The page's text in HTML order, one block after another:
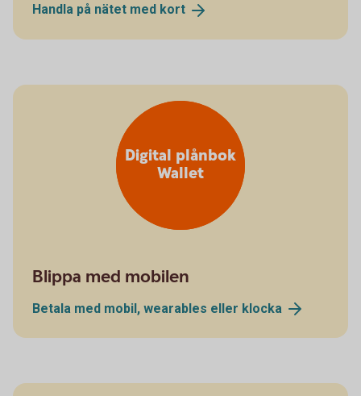
Handla på nätet med kort
Digital plånbok
Wallet
Blippa med mobilen
Betala med mobil, wearables eller klocka